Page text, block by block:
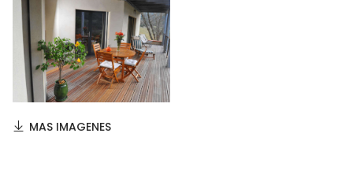
MAS IMAGENES